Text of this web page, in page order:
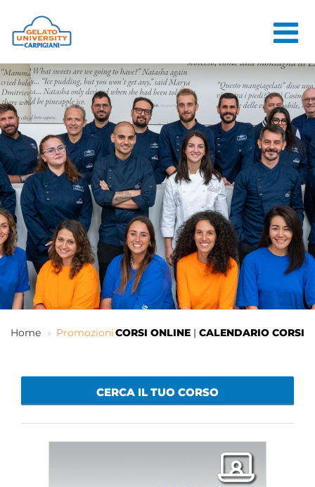
HOME
LA SCUOLA
CORSI ONLINE
CORSI
CONSULENZE
JOB CENTER
CONTATTI
ACCEDI
Home PromozioniCORSI ONLINE | CALENDARIO CORSI
CERCA IL TUO CORSO